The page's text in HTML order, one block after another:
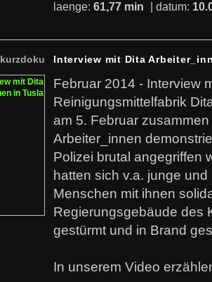
laenge: 61,77 min | datum:
kurzdoku Interview mit Dita
Februar 2014 - Interview
Reinigungsmittelfabrik
am 5. Februar
Arbeiter_innen
Polizei brutal angegriffen
hatten sich v.a. junge
Menschen mit ihnen
Regierungsgebäude des
gestürmt und in Brand
In unserem Video